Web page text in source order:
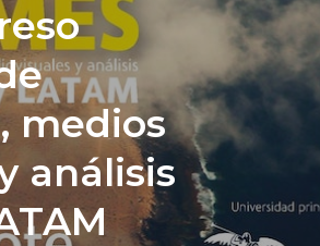
medios
análisis